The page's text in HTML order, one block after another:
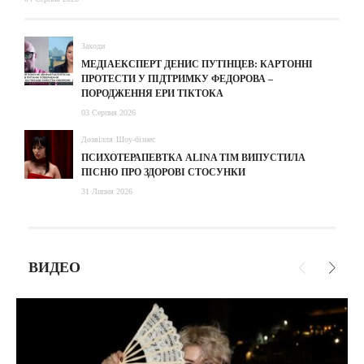
Заходи
МЕДІАЕКСПЕРТ ДЕНИС ПУТІНЦЕВ: КАРТОННІ
ПРОТЕСТИ У ПІДТРИМКУ ФЕДОРОВА –
ПОРОДЖЕННЯ ЕРИ ТІКТОКА
03 Серпня 2026
Дозвілля Шоу-бізнес
ПСИХОТЕРАПЕВТКА ALINA TIM ВИПУСТИЛА
ПІСНЮ ПРО ЗДОРОВІ СТОСУНКИ
31 Липня 2026
ВИДЕО